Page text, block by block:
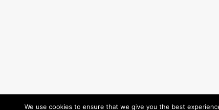
We use cookies to ensure that we give you the best